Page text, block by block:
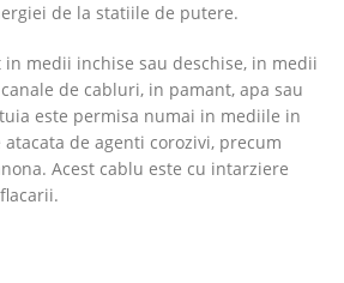
de la statiile de putere.
medii inchise sau deschise, in medii
de cabluri, in pamant, apa sau
este permisa numai in mediile in
de agenti corozivi, precum
Acest cablu este cu intarziere